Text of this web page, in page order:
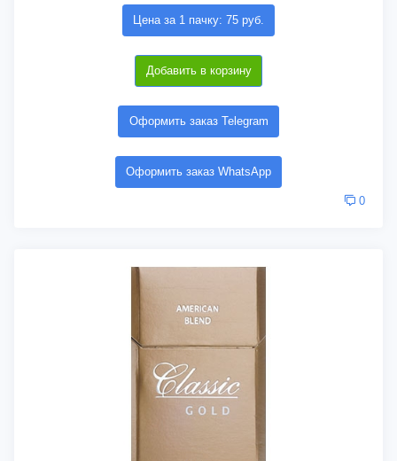
Цена за 1 пачку: 75 руб.
Добавить в корзину
Оформить заказ Telegram
Оформить заказ WhatsApp
0